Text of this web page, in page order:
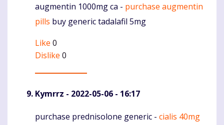
Komentaras
augmentin 1000mg ca - purchase augmentin
pills buy generic tadalafil 5mg
Like 0
Dislike 0
Kymrrz - 2022-05-06 - 16:17
Komentaras
purchase prednisolone generic - cialis 40mg